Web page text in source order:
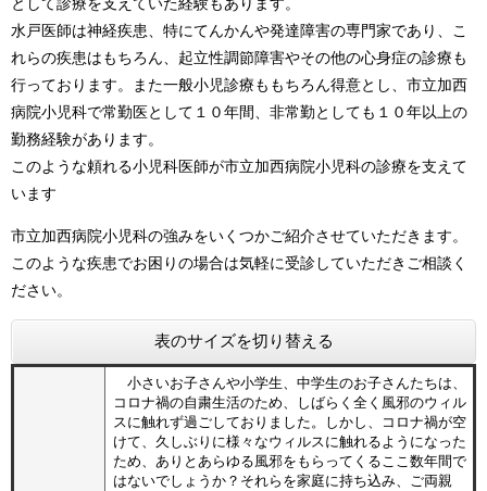
として診療を支えていた経験もあります。
水戸医師は神経疾患、特にてんかんや発達障害の専門家であり、こ
れらの疾患はもちろん、起立性調節障害やその他の心身症の診療も
行っております。また一般小児診療ももちろん得意とし、市立加西
病院小児科で常勤医として１０年間、非常勤としても１０年以上の
勤務経験があります。
このような頼れる小児科医師が市立加西病院小児科の診療を支えて
います
​​市立加西病院小児科の強みをいくつかご紹介させていただきます。
このような疾患でお困りの場合は気軽に受診していただきご相談く
ださい。
表のサイズを切り替える
小さいお子さんや小学生、中学生のお子さんたちは、
コロナ禍の自粛生活のため、しばらく全く風邪のウィル
スに触れず過ごしておりました。しかし、コロナ禍が空
けて、久しぶりに様々なウィルスに触れるようになった
ため、ありとあらゆる風邪をもらってくるここ数年間で
はないでしょうか？それらを家庭に持ち込み、ご両親